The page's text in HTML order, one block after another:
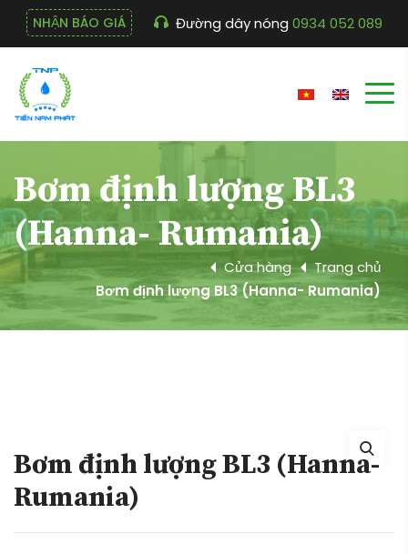
NHẬN BÁO GIÁ Đường dây nóng 0934 052 089
Bơm định lượng BL3
(Hanna- Rumania)
Trang chủ
Cửa hàng
Bơm định lượng BL3 (Hanna- Rumania)
Bơm định lượng BL3 (Hanna-
Rumania)